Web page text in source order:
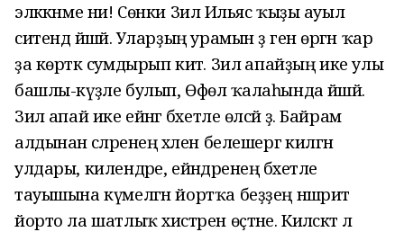
эләккәнме ни! Сөнки Зилә Ильяс ҡыҙы ауыл
ситендә йәшәй. Уларҙың урамын әҙ генә өргән ҡар
ҙа көрткә сумдырып китә. Зилә апайҙың ике улы
башлы-күҙле булып, Өфөлә ҡалаһында йәшәй.
Зилә апай ике ейәнгә бәхетле өләсәй ҙә. Байрам
алдынан әсәләренең хәлен белешергә килгән
улдары, килендәре, ейәндәренең бәхетле
тауышына күмелгән йортҡа беҙҙең нәшриәт
йорто ла шатлыҡ хистәрен өҫтәне. Киләсәктә лә